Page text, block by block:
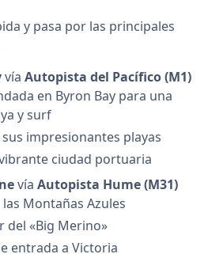
y pasa por las principales
vía Autopista del Pacífico (M1)
en Byron Bay para una
y surf
impresionantes playas
ciudad portuaria
vía Autopista Hume (M31)
Montañas Azules
del «Big Merino»
entrada a Victoria